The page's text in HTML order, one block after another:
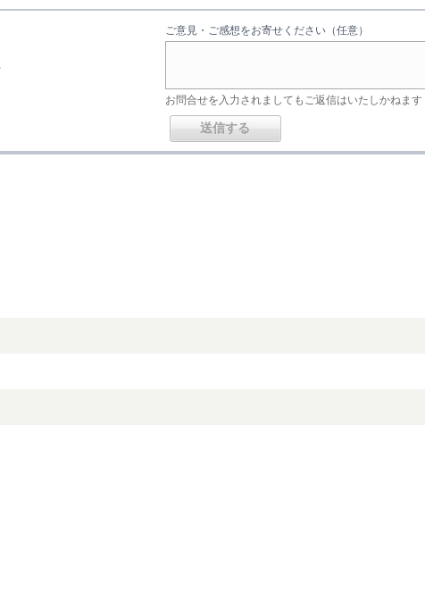
ご意見・ご感想をお寄せください（任意）
お問合せを入力されましてもご返信はいたしかねます